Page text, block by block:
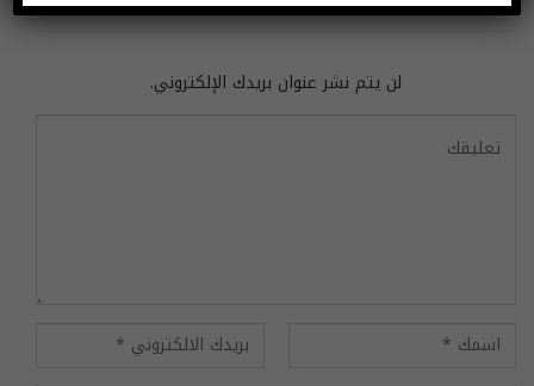
اترك رد
لن يتم نشر عنوان بريدك الإلكتروني.